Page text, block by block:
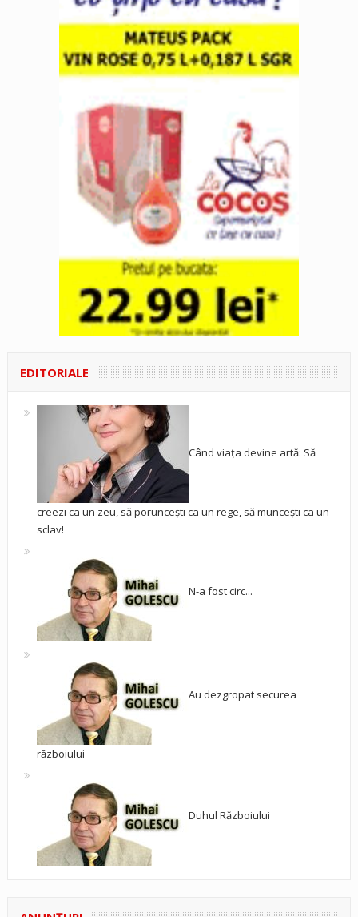
EDITORIALE
Când viața devine artă: Să
creezi ca un zeu, să poruncești ca un rege, să muncești ca un
sclav!
N-a fost circ...
Au dezgropat securea
războiului
Duhul Războiului